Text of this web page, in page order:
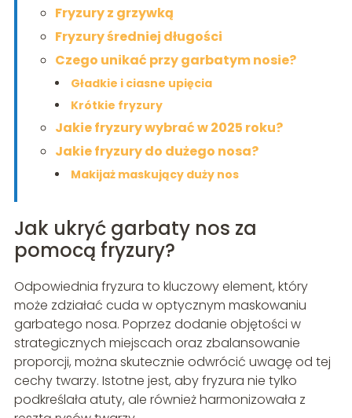
Fryzury z grzywką
Fryzury średniej długości
Czego unikać przy garbatym nosie?
Gładkie i ciasne upięcia
Krótkie fryzury
Jakie fryzury wybrać w 2025 roku?
Jakie fryzury do dużego nosa?
Makijaż maskujący duży nos
Jak ukryć garbaty nos za
pomocą fryzury?
Odpowiednia fryzura to kluczowy element, który
może zdziałać cuda w optycznym maskowaniu
garbatego nosa. Poprzez dodanie objętości w
strategicznych miejscach oraz zbalansowanie
proporcji, można skutecznie odwrócić uwagę od tej
cechy twarzy. Istotne jest, aby fryzura nie tylko
podkreślała atuty, ale również harmonizowała z